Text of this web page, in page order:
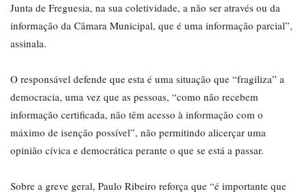
Junta de Freguesia, na sua coletividade, a não ser através ou da
informação da Câmara Municipal, que é uma informação parcial”,
assinala.
O responsável defende que esta é uma situação que “fragiliza” a
democracia, uma vez que as pessoas, “como não recebem
informação certificada, não têm acesso à informação com o
máximo de isenção possível”, não permitindo alicerçar uma
opinião cívica e democrática perante o que se está a passar.
Sobre a greve geral, Paulo Ribeiro reforça que “é importante que